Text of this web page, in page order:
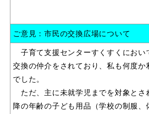
各種相談窓口
防災・消防
敬
ご意見：市民の交換広場について
子育て支援センターすくすくにおい
交換の仲介をされており、私も何度か
でした。
ただ、主に未就学児までを対象とさ
降の年齢の子ども用品（学校の制服、